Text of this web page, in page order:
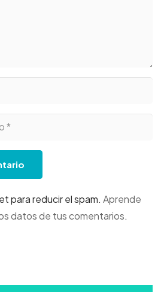
para reducir el spam. Aprende
datos de tus comentarios.